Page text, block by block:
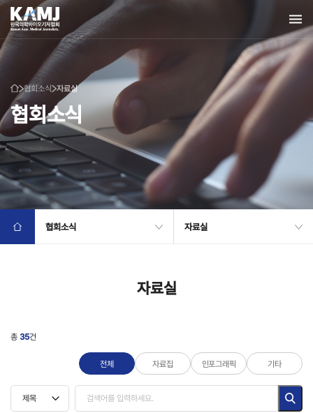
협회소식 자료실
협회소식
협회소식 자료실
자료실
총 35건
전체 자료집 인포그래픽 기타